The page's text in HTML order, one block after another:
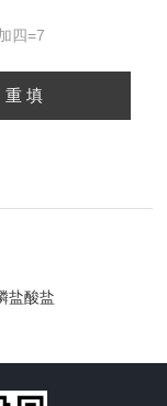
四=7
盐酸盐